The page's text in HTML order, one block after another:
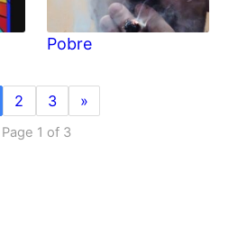
Pobre
2 3 »
Page 1 of 3